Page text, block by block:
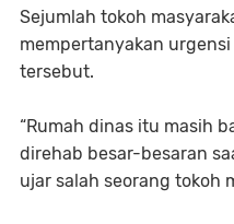
Sejumlah tokoh
mempertanyakan
tersebut.
“Rumah dinas itu masih
direhab besar-besaran
ujar salah seorang tokoh